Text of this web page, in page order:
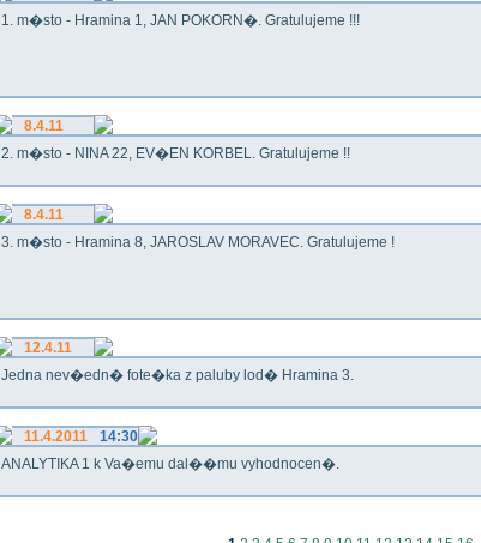
1. m�sto - Hramina 1, JAN POKORN�. Gratulujeme !!!
8.4.11
2. m�sto - NINA 22, EV�EN KORBEL. Gratulujeme !!
8.4.11
3. m�sto - Hramina 8, JAROSLAV MORAVEC. Gratulujeme !
12.4.11
Jedna nev�edn� fote�ka z paluby lod� Hramina 3.
11.4.2011
14:30
ANALYTIKA 1 k Va�emu dal��mu vyhodnocen�.